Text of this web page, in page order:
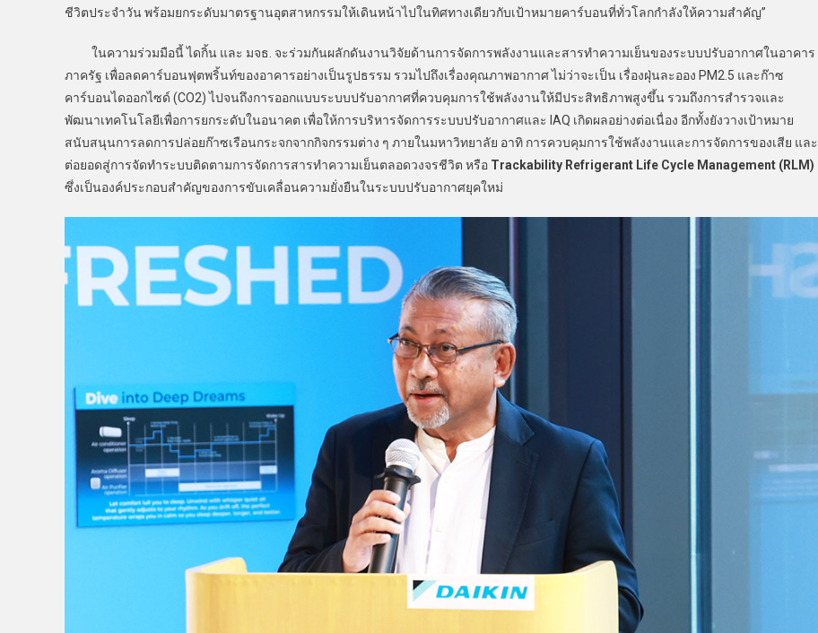
ชีวิตประจำวัน พร้อมยกระดับมาตรฐานอุตสาหกรรมให้เดินหน้าไปในทิศทางเดียวกับเป้าหมายคาร์บอนที่ทั่วโลกกำลังให้ความสำคัญ”
ในความร่วมมือนี้ ไดกิ้น และ มจธ. จะร่วมกันผลักดันงานวิจัยด้านการจัดการพลังงานและสารทำความเย็นของระบบปรับอากาศในอาคาร
ภาครัฐ เพื่อลดคาร์บอนฟุตพริ้นท์ของอาคารอย่างเป็นรูปธรรม รวมไปถึงเรื่องคุณภาพอากาศ ไม่ว่าจะเป็น เรื่องฝุ่นละออง PM2.5 และก๊าซ
คาร์บอนไดออกไซด์ (CO2) ไปจนถึงการออกแบบระบบปรับอากาศที่ควบคุมการใช้พลังงานให้มีประสิทธิภาพสูงขึ้น รวมถึงการสำรวจและ
พัฒนาเทคโนโลยีเพื่อการยกระดับในอนาคต เพื่อให้การบริหารจัดการระบบปรับอากาศและ IAQ เกิดผลอย่างต่อเนื่อง อีกทั้งยังวางเป้าหมาย
สนับสนุนการลดการปล่อยก๊าซเรือนกระจกจากกิจกรรมต่าง ๆ ภายในมหาวิทยาลัย อาทิ การควบคุมการใช้พลังงานและการจัดการของเสีย และ
ต่อยอดสู่การจัดทำระบบติดตามการจัดการสารทำความเย็นตลอดวงจรชีวิต หรือ Trackability Refrigerant Life Cycle Management (RLM)
ซึ่งเป็นองค์ประกอบสำคัญของการขับเคลื่อนความยั่งยืนในระบบปรับอากาศยุคใหม่